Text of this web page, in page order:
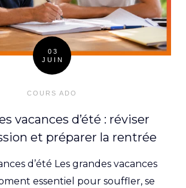
03
JUIN
COURS ADO
vacances d’été : réviser
et préparer la rentrée
d’été Les grandes vacances
essentiel pour souffler, se